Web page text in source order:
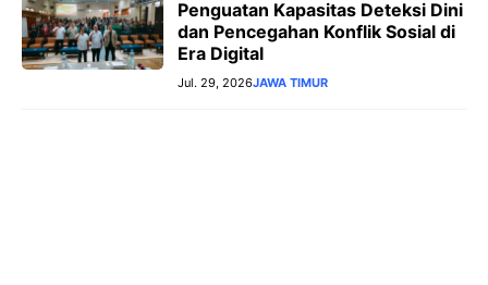
Penguatan Kapasitas Deteksi Dini
dan Pencegahan Konflik Sosial di
Era Digital
Jul. 29, 2026JAWA TIMUR